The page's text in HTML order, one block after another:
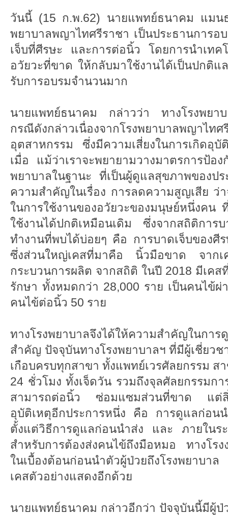
วันนี้ (15 ก.พ.62) นายแพทย์ธนาคม แมน
พยาบาลพญาไทศรีราชา เป็นประธานการอ
เจ็บที่ศีรษะ และการต่อนิ้ว โดยการนำเทค
อวัยวะที่ขาด ให้กลับมาใช้งานได้เป็นปกติแ
รับการอบรมจำนวนมาก
นายแพทย์ธนาคม กล่าวว่า ทางโรงพยาบ
กรณีดังกล่าวเนื่องจากโรงพยาบาลพญ
อุตสาหกรรม ซึ่งมีความเสี่ยงในการเกิดอุ
เมื่อ แม้ว่าเราจะพยายามวางมาตรการป้อ
พยาบาลในฐานะ ที่เป็นผู้ดูแลสุขภาพของป
ความสำคัญในเรื่อง การลดความสูญเสีย ว่
ในการใช้งานของอวัยวะของมนุษย์หนึ่งคน
ใช้งานได้ปกติเหมือนเดิม ซึ่งจากสถิติการบ
ทำงานที่พบได้บ่อยๆ คือ การบาดเจ็บของศี
ซึ่งส่วนใหญ่เคสที่มาคือ นิ้วมือขาด จากเ
กระบวนการผลิต จากสถิติ ในปี 2018 มีเคส
รักษา ทั้งหมดกว่า 28,000 ราย เป็นคนไข้
คนไข้ต่อนิ้ว 50 ราย
ทางโรงพยาบาลจึงได้ให้ความสำคัญในการ
สำคัญ ปัจจุบันทางโรงพยาบาลฯ ที่มีผู้เชี่ยว
เกือบครบทุกสาขา ทั้งแพทย์เวรศัลยกรรม ส
24 ชั่วโมง ทั้งเจ็ดวัน รวมถึงจุลศัลยกรรมก
สามารถต่อนิ้ว ซ่อมแซมส่วนที่ขาด แต่สิ่
อุบัติเหตุอีกประการหนึ่ง คือ การดูแลก่อน
ตั้งแต่วิธีการดูแลก่อนนำส่ง และ ภายในระ
สำหรับการต้องส่งคนไข้ถึงมือหมอ ทางโรง
ในเบื้องต้อนก่อนนำตัวผู้ป่วยถึงโรงพยาบา
เคสตัวอย่างแสดงอีกด้วย
นายแพทย์ธนาคม กล่าวอีกว่า ปัจจุบันนี้มีผู้ป่